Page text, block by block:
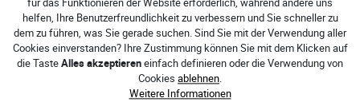
helfen, Ihre Benutzerfreundlichkeit zu verbessern und Sie schneller zu
dem zu führen, was Sie gerade suchen. Sind Sie mit der Verwendung aller
Cookies einverstanden? Ihre Zustimmung können Sie mit dem Klicken auf
die TasteAlles akzeptiereneinfach definieren oder die Verwendung von
Cookies ablehnen.
Weitere Informationen